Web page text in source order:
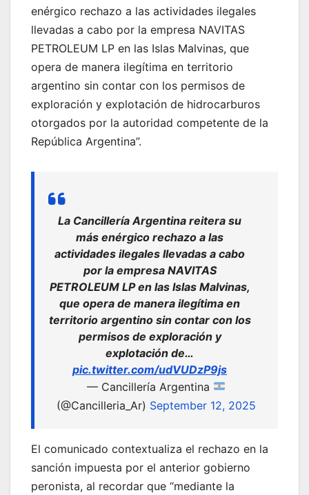
enérgico rechazo a las actividades ilegales
llevadas a cabo por la empresa NAVITAS
PETROLEUM LP en las Islas Malvinas, que
opera de manera ilegítima en territorio
argentino sin contar con los permisos de
exploración y explotación de hidrocarburos
otorgados por la autoridad competente de la
República Argentina”.
La Cancillería Argentina reitera su
más enérgico rechazo a las
actividades ilegales llevadas a cabo
por la empresa NAVITAS
PETROLEUM LP en las Islas Malvinas,
que opera de manera ilegítima en
territorio argentino sin contar con los
permisos de exploración y
explotación de…
pic.twitter.com/udVUDzP9js
— Cancillería Argentina
(@Cancilleria_Ar) September 12, 2025
El comunicado contextualiza el rechazo en la
sanción impuesta por el anterior gobierno
peronista, al recordar que “mediante la